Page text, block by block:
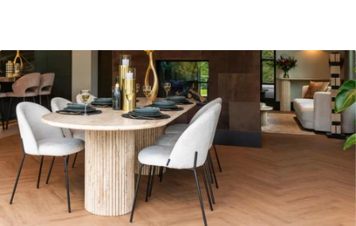
EAN 8721009435465
Garantie 2 jaar